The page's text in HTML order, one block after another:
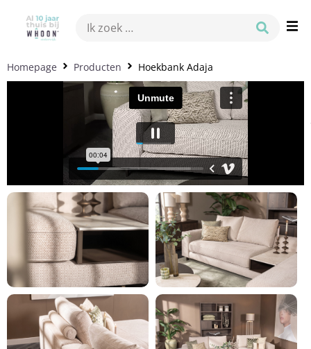
Homepage Producten Hoekbank Adaja